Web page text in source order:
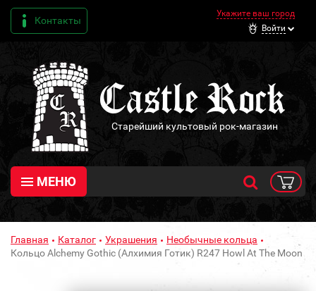
Контакты
Укажите ваш город
Войти
Старейший культовый рок-магазин
МЕНЮ
Главная Каталог Украшения
Необычные кольца
Кольцо Alchemy Gothic (Алхимия Готик) R247 Howl At The Moon